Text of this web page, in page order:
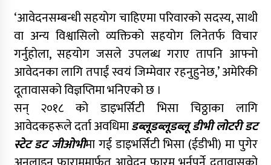
‘आवेदनसम्बन्धी सहयोग चाहिएमा परिवारको सदस्य, साथी
वा अन्य विश्वासिलो व्यक्तिको सहयोग लिनेतर्फ विचार
गर्नुहोला, सहयोग जसले उपलब्ध गराए तापनि आफ्नो
आवेदनका लागि तपाईं स्वयं जिम्मेवार रहनुहुनेछ,’ अमेरिकी
दूतावासको विज्ञप्तिमा भनिएको छ ।
सन् २०१८ को डाइभर्सिटी भिसा चिठ्ठाका लागि
आवेदकहरूले दर्ता अवधिमाडब्लूडब्लूडब्लू डीभी लोटरी डट
स्टेट डट जीओभीमा गई डाइभर्सिटी भिसा (ईडीभी) मा पुगेर